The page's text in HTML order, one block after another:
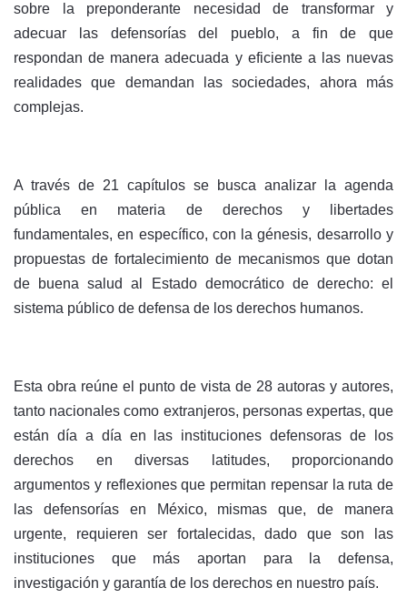
sobre la preponderante necesidad de transformar y
adecuar las defensorías del pueblo, a fin de que
respondan de manera adecuada y eficiente a las nuevas
realidades que demandan las sociedades, ahora más
complejas.
A través de 21 capítulos se busca analizar la agenda
pública en materia de derechos y libertades
fundamentales, en específico, con la génesis, desarrollo y
propuestas de fortalecimiento de mecanismos que dotan
de buena salud al Estado democrático de derecho: el
sistema público de defensa de los derechos humanos.
Esta obra reúne el punto de vista de 28 autoras y autores,
tanto nacionales como extranjeros, personas expertas, que
están día a día en las instituciones defensoras de los
derechos en diversas latitudes, proporcionando
argumentos y reflexiones que permitan repensar la ruta de
las defensorías en México, mismas que, de manera
urgente, requieren ser fortalecidas, dado que son las
instituciones que más aportan para la defensa,
investigación y garantía de los derechos en nuestro país.